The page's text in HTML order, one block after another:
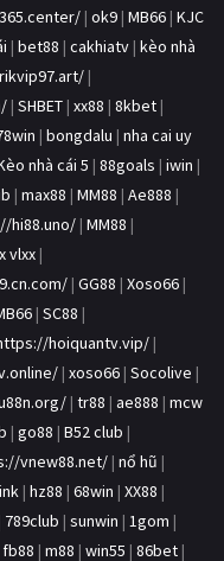
| ok9 | MB66 | KJC
| bet88 | cakhiatv | kèo nhà
|
| SHBET | xx88 | 8kbet |
| bongdalu | nha cai uy
nhà cái 5 | 88goals | iwin |
| max88 | MM88 | Ae888 |
hi88.uno/ | MM88 |
vlxx |
| GG88 | Xoso66 |
| SC88 |
hoiquantv.vip/ |
| xoso66 | Socolive |
| tr88 | ae888 | mcw
| go88 | B52 club |
vnew88.net/ | nổ hũ |
| hz88 | 68win | XX88 |
789club | sunwin | 1gom |
fb88 | m88 | win55 | 86bet |